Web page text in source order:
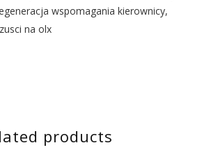
wspomagania kierownicy,
na olx
products